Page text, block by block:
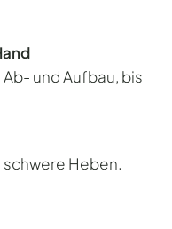
und Aufbau, bis
Heben.